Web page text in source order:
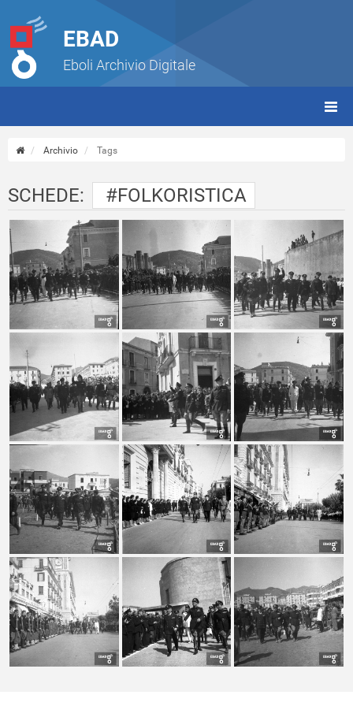
EBAD
Eboli Archivio Digitale
Archivio Tags
SCHEDE: #FOLKORISTICA